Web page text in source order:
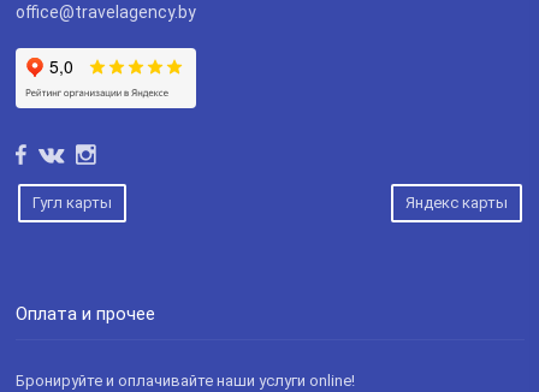
office@travelagency.by
Гугл карты Яндекс карты
Оплата и прочее
Бронируйте и оплачивайте наши услуги online!